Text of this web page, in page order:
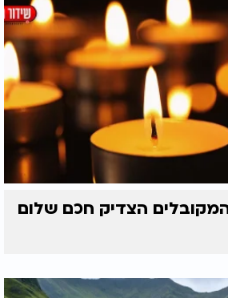
המקובלים הצדיק חכם שלום